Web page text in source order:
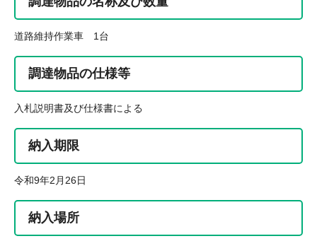
道路維持作業車 1台
調達物品の仕様等
入札説明書及び仕様書による
納入期限
令和9年2月26日
納入場所